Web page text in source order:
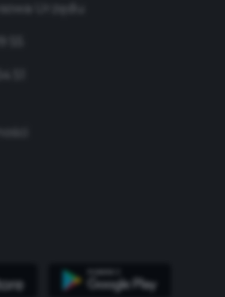
Urzędu